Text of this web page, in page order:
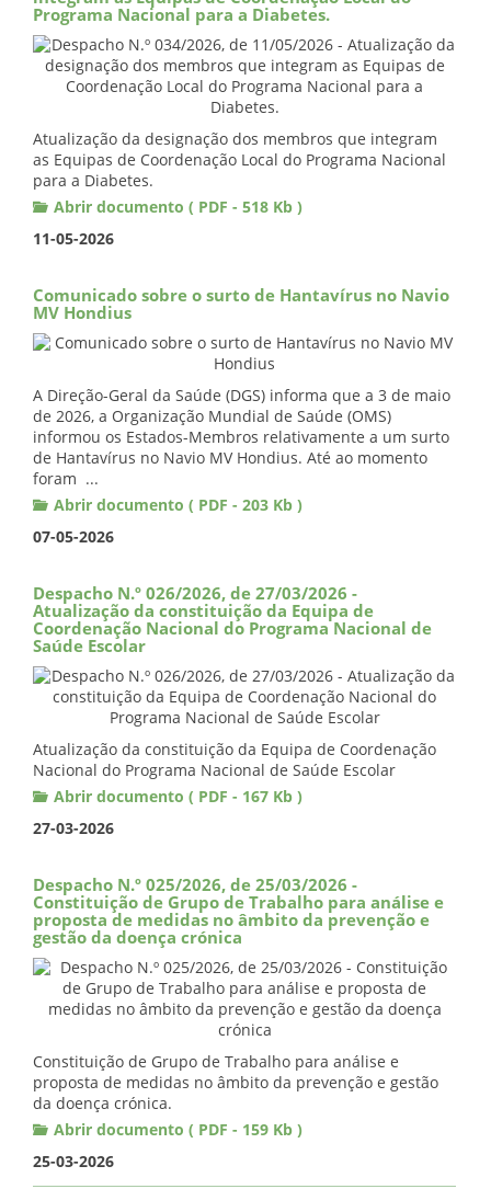
Programa Nacional para a Diabetes.
Atualização da designação dos membros que integram
as Equipas de Coordenação Local do Programa Nacional
para a Diabetes.
Abrir documento ( PDF - 518 Kb )
11-05-2026
Comunicado sobre o surto de Hantavírus no Navio
MV Hondius
A Direção-Geral da Saúde (DGS) informa que a 3 de maio
de 2026, a Organização Mundial de Saúde (OMS)
informou os Estados-Membros relativamente a um surto
de Hantavírus no Navio MV Hondius. Até ao momento
foram ...
Abrir documento ( PDF - 203 Kb )
07-05-2026
Despacho N.º 026/2026, de 27/03/2026 -
Atualização da constituição da Equipa de
Coordenação Nacional do Programa Nacional de
Saúde Escolar
Atualização da constituição da Equipa de Coordenação
Nacional do Programa Nacional de Saúde Escolar
Abrir documento ( PDF - 167 Kb )
27-03-2026
Despacho N.º 025/2026, de 25/03/2026 -
Constituição de Grupo de Trabalho para análise e
proposta de medidas no âmbito da prevenção e
gestão da doença crónica
Constituição de Grupo de Trabalho para análise e
proposta de medidas no âmbito da prevenção e gestão
da doença crónica.
Abrir documento ( PDF - 159 Kb )
25-03-2026